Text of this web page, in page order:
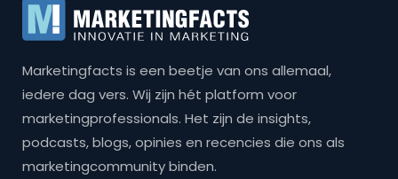
Marketingfacts is een beetje van ons allemaal,
iedere dag vers. Wij zijn hét platform voor
marketingprofessionals. Het zijn de insights,
podcasts, blogs, opinies en recencies die ons als
marketingcommunity binden.